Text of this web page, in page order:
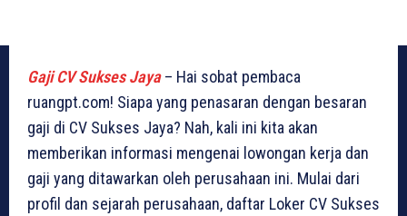
Gaji CV Sukses Jaya– Hai sobat pembaca
ruangpt.com! Siapa yang penasaran dengan besaran
gaji di CV Sukses Jaya? Nah, kali ini kita akan
memberikan informasi mengenai lowongan kerja dan
gaji yang ditawarkan oleh perusahaan ini. Mulai dari
profil dan sejarah perusahaan, daftar Loker CV Sukses